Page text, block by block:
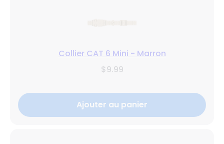
Collier CAT 6 Mini - Marron
$9.99
Ajouter au panier